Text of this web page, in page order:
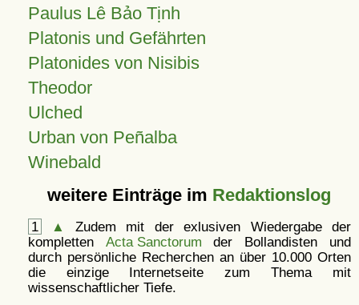
Paulus Lê Bảo Tịnh
Platonis und Gefährten
Platonides von Nisibis
Theodor
Ulched
Urban von Peñalba
Winebald
weitere Einträge im Redaktionslog
1 ▲
Zudem mit der exlusiven Wiedergabe der
kompletten Acta Sanctorum der Bollandisten und
durch persönliche Recherchen an über 10.000 Orten
die einzige Internetseite zum Thema mit
wissenschaftlicher Tiefe.